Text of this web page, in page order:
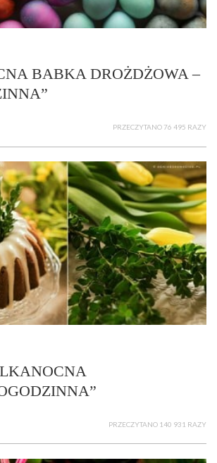
BABKA DROŻDŻOWA –
PRZECZYTANO 76 495 RAZY
PRZECZYTANO 140 931 RAZY